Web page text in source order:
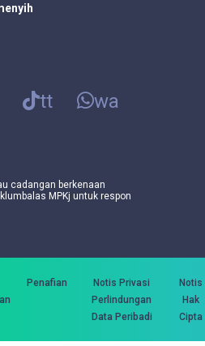
tt wa
cadangan berkenaan
MPKj untuk respon
Penafian
Notis Privasi
Perlindungan
Data Peribadi
Notis
Hak
Cipta